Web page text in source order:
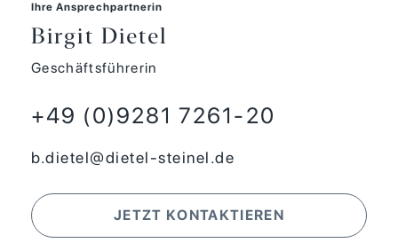
Ihre Ansprechpartnerin
Birgit Dietel
Geschäftsführerin
+49 (0)9281 7261-20
b.dietel@dietel-steinel.de
JETZT KONTAKTIEREN